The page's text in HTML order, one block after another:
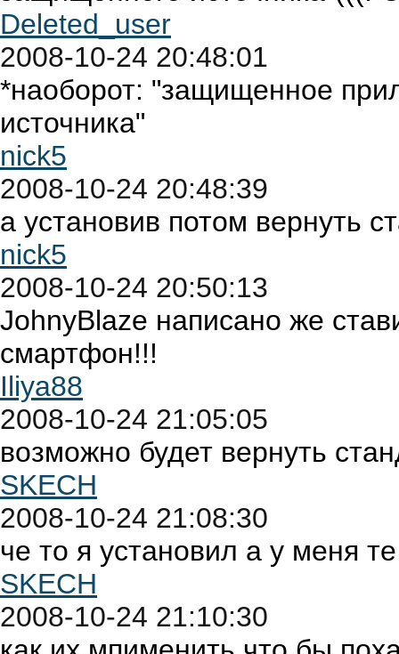
Deleted_user
2008-10-24 20:48:01
*наоборот: "защищенное
источника"
nick5
2008-10-24 20:48:39
а установив потом вернуть
nick5
2008-10-24 20:50:13
JohnyBlaze написано же
смартфон!!!
Iliya88
2008-10-24 21:05:05
возможно будет вернуть
SKECH
2008-10-24 21:08:30
че то я установил а у меня
SKECH
2008-10-24 21:10:30